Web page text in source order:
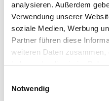
analysieren. Außerdem
Verwendung unserer
soziale Medien, Werbung
Partner führen diese
weiteren Daten zusammen,
haben oder die sie im
Notwendig